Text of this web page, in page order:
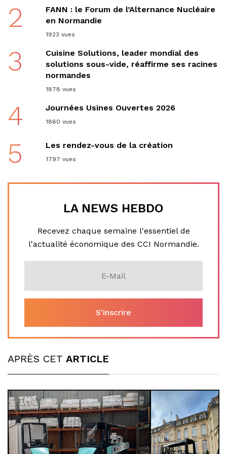
2
FANN : le Forum de l’Alternance Nucléaire
en Normandie
1923 vues
3
Cuisine Solutions, leader mondial des
solutions sous-vide, réaffirme ses racines
normandes
1878 vues
4 Journées Usines Ouvertes 2026
1860 vues
5 Les rendez-vous de la création
1797 vues
LA NEWS HEBDO
Recevez chaque semaine l'essentiel de
l'actualité économique des CCI Normandie.
APRÈS CET ARTICLE